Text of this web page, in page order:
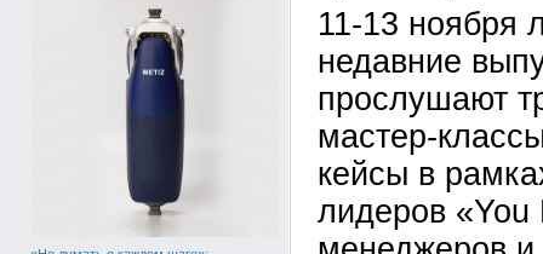
11-13 ноября
недавние
прослушают
мастер-
кейсы в
лидеров «You